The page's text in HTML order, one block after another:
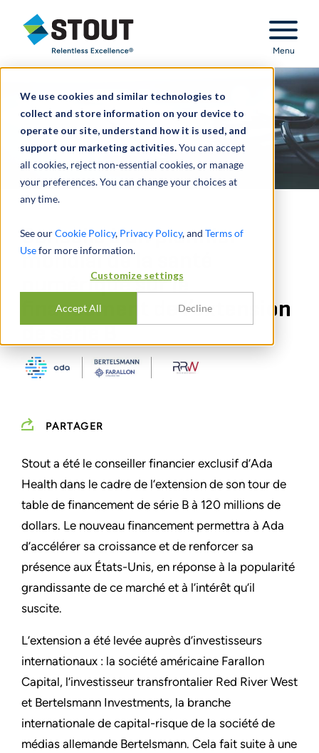
We use cookies and similar technologies to
collect and store information on your device to
operate our site, understand how it is used, and
support our marketing activities.You can accept
all cookies, reject non-essential cookies, or manage
your preferences. You can change your choices at
any time.
See ourCookie Policy, Privacy Policy, and Terms of
Usefor more information.
Customize settings
Accept All Decline
Stout Relentless Excellence
Menu
Conseils à un pionnier
mondial de la santé
numérique sur le
financement de l’extension
PARTAGER
Stout a été le conseiller financier exclusif d’Ada
Health dans le cadre de l’extension de son tour de
table de financement de série B à 120 millions de
dollars. Le nouveau financement permettra à Ada
d’accélérer sa croissance et de renforcer sa
présence aux États-Unis, en réponse à la popularité
grandissante de ce marché et à l’intérêt qu’il
suscite.
L’extension a été levée auprès d’investisseurs
internationaux : la société américaine Farallon
Capital, l’investisseur transfrontalier Red River West
et Bertelsmann Investments, la branche
internationale de capital-risque de la société de
médias allemande Bertelsmann. Cela fait suite à une